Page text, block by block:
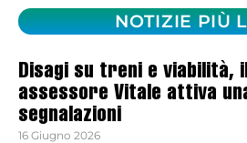
NOTIZIE PIÙ
Disagi su treni e viabilità,
assessore Vitale attiva
segnalazioni
16 Giugno 2026